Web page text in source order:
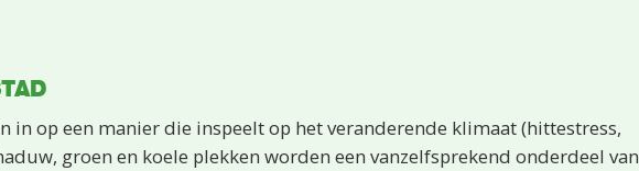
in op een manier die inspeelt op het veranderende klimaat (hittestress,
groen en koele plekken worden een vanzelfsprekend onderdeel van